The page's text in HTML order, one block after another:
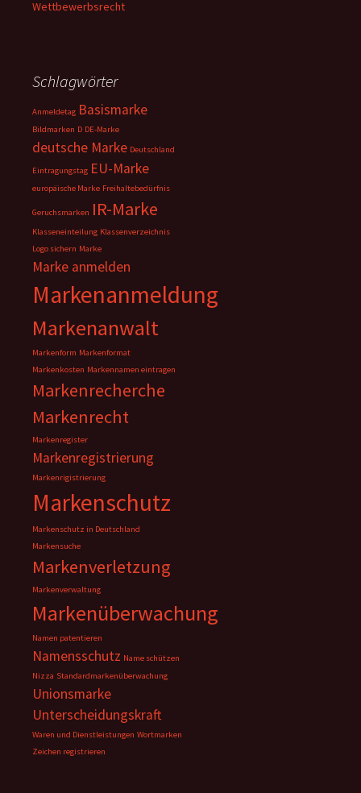
Wettbewerbsrecht
Schlagwörter
Anmeldetag Basismarke
Bildmarken D DE-Marke
deutsche Marke Deutschland
Eintragungstag EU-Marke
europäische Marke Freihaltebedürfnis
Geruchsmarken IR-Marke
Klasseneinteilung Klassenverzeichnis
Logo sichern Marke
Marke anmelden
Markenanmeldung
Markenanwalt
Markenform Markenformat
Markenkosten Markennamen eintragen
Markenrecherche
Markenrecht
Markenregister
Markenregistrierung
Markenrigistrierung
Markenschutz
Markenschutz in Deutschland
Markensuche
Markenverletzung
Markenverwaltung
Markenüberwachung
Namen patentieren
Namensschutz Name schützen
Nizza Standardmarkenüberwachung
Unionsmarke
Unterscheidungskraft
Waren und Dienstleistungen Wortmarken
Zeichen registrieren